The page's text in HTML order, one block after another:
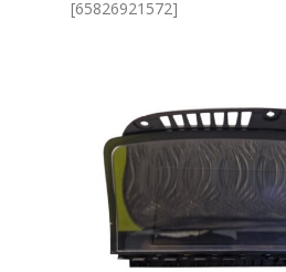
[65826921572]